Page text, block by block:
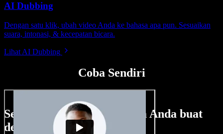
AI Dubbing
Dengan satu klik, ubah video Anda ke bahasa apa pun. Sesuaikan
suara, intonasi, & kecepatan bicara.
Lihat AI Dubbing
Coba Sendiri
Sedikit contoh hal yang bisa Anda buat
dengan Speechify Studio.